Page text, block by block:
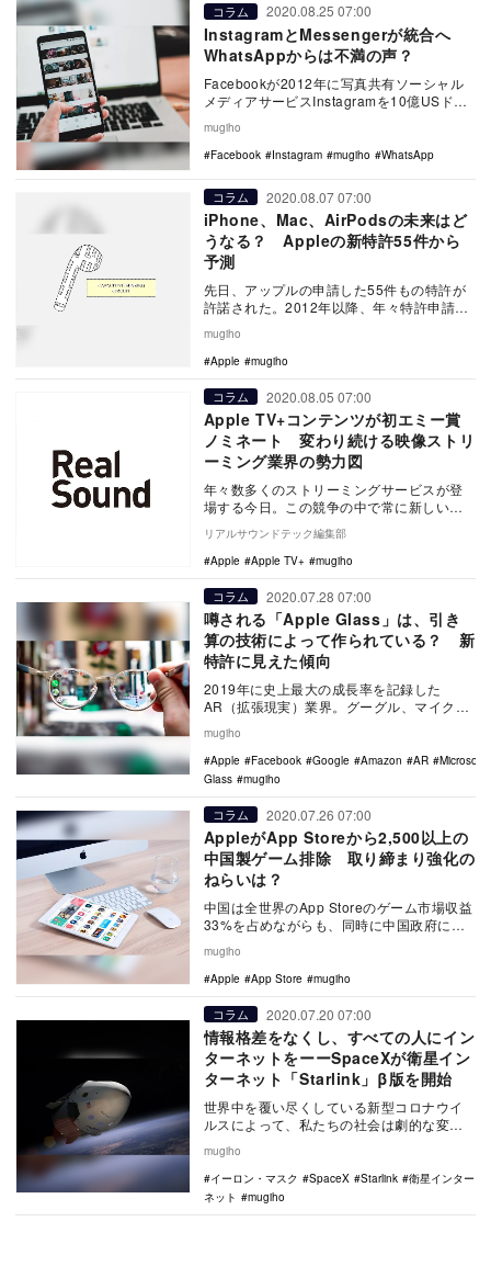
コラム 2020.08.25 07:00
InstagramとMessengerが統合へ
WhatsAppからは不満の声？
Facebookが2012年に写真共有ソーシャル
メディアサービスInstagramを10億USドル
mugiho
Facebook
Instagram mugiho WhatsApp
コラム 2020.08.07 07:00
iPhone、Mac、AirPodsの未来はど
うなる？ Appleの新特許55件から
予測
先日、アップルの申請した55件もの特許が
許諾された。2012年以降、年々特許申請数
って、今…
mugiho
Apple
mugiho
コラム 2020.08.05 07:00
Apple TV+コンテンツが初エミー賞
ノミネート 変わり続ける映像ストリ
ーミング業界の勢力図
年々数多くのストリーミングサービスが登
場する今日。この競争の中で常に新しいコ
ンテンツを生産し続けながらクオリティと
オーディエンス…
リアルサウンドテック編集部
Apple
Apple TV+ mugiho
コラム 2020.07.28 07:00
噂される「Apple Glass」は、引き
算の技術によって作られている？ 新
特許に見えた傾向
2019年に史上最大の成長率を記録した
AR（拡張現実）業界。グーグル、マイクロ
めとしたテッ…
mugiho
Apple
Facebook Google Amazon AR
Microsoft
Glass
mugiho
コラム 2020.07.26 07:00
AppleがApp Storeから2,500以上の
中国製ゲーム排除 取り締まり強化の
ねらいは？
中国は全世界のApp Storeのゲーム市場収益
33%を占めながらも、同時に中国政府によ
長…
mugiho
Apple
App Store mugiho
コラム 2020.07.20 07:00
情報格差をなくし、すべての人にイン
ターネットをーーSpaceXが衛星イン
ターネット「Starlink」β版を開始
世界中を覆い尽くしている新型コロナウイ
ルスによって、私たちの社会は劇的な変化
主要手段として…
mugiho
イーロン・マスク
SpaceX Starlink
衛星インター
ネット
mugiho